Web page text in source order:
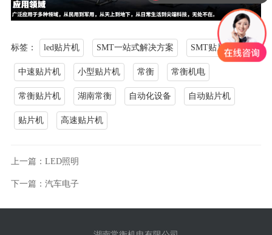
标签： led贴片机 SMT一站式解决方案 SMT贴片机
中速贴片机 小型贴片机 常衡 常衡机电
常衡贴片机 湖南常衡 自动化设备 自动贴片机
贴片机 高速贴片机
上一篇：LED照明
下一篇：汽车电子